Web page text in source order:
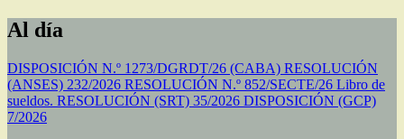
Saltar
alAl día
DISPOSICIÓN N.º 1273/DGRDT/26 (CABA) RESOLUCIÓN
(ANSES) 232/2026 RESOLUCIÓN N.º 852/SECTE/26 Libro de
sueldos. RESOLUCIÓN (SRT) 35/2026 DISPOSICIÓN (GCP)
7/2026